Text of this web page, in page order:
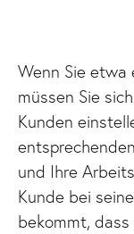
Wenn Sie etwa
müssen Sie
Kunden
und Ihre
Kunde bei
bekommt,